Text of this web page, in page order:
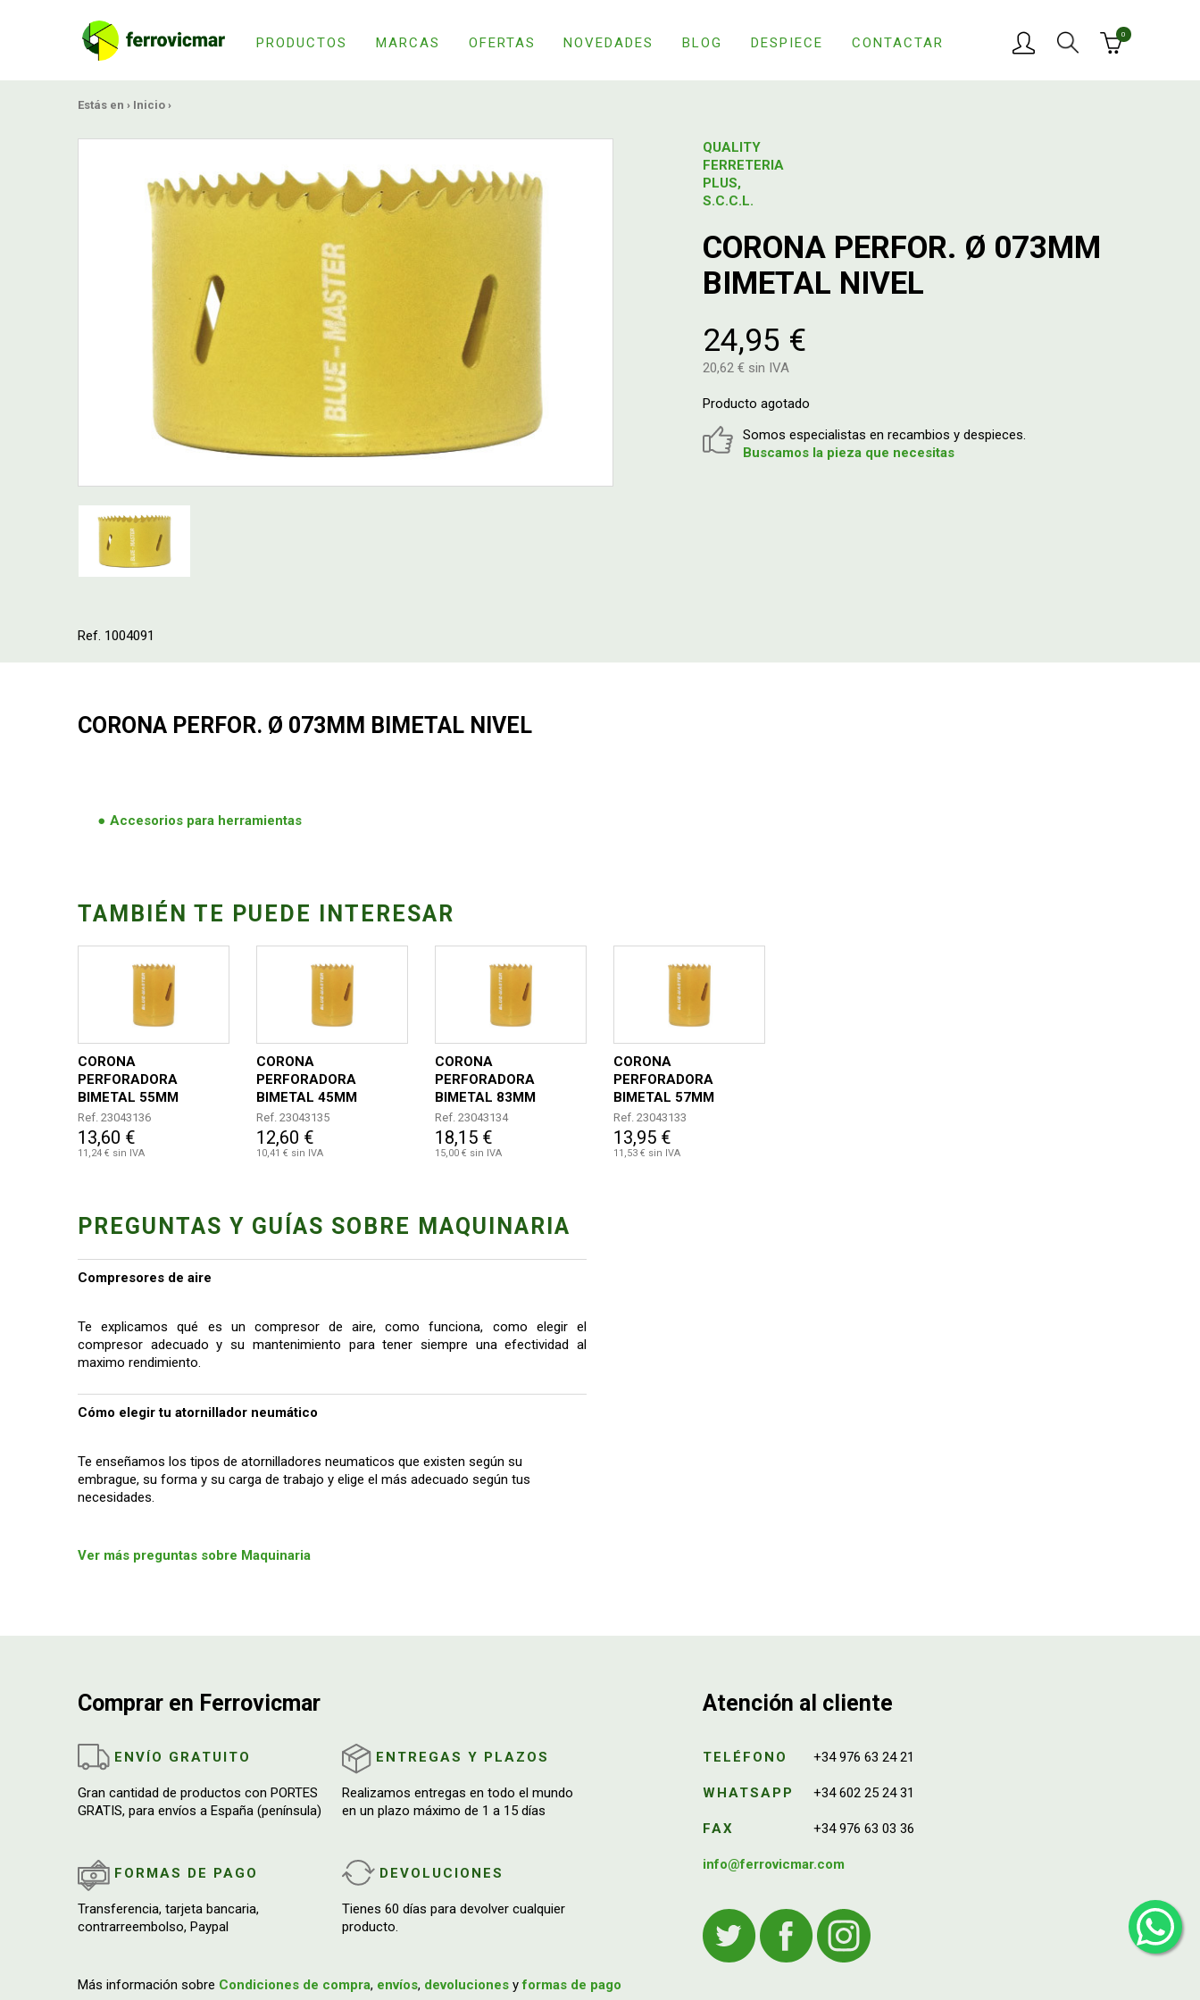
PRODUCTOS MARCAS OFERTAS NOVEDADES BLOG DESPIECE CONTACTAR
0
Estás en › Inicio ›
Ref. 1004091
QUALITY
FERRETERIA
PLUS,
S.C.C.L.
CORONA PERFOR. Ø 073MM
BIMETAL NIVEL
24,95 €
20,62 € sin IVA
Producto agotado
Somos especialistas en recambios y despieces.
Buscamos la pieza que necesitas
CORONA PERFOR. Ø 073MM BIMETAL NIVEL
Accesorios para herramientas
TAMBIÉN TE PUEDE INTERESAR
CORONA
PERFORADORA
BIMETAL 55MM
Ref. 23043136
13,60 €
11,24 € sin IVA
CORONA
PERFORADORA
BIMETAL 45MM
Ref. 23043135
12,60 €
10,41 € sin IVA
CORONA
PERFORADORA
BIMETAL 83MM
Ref. 23043134
18,15 €
15,00 € sin IVA
CORONA
PERFORADORA
BIMETAL 57MM
Ref. 23043133
13,95 €
11,53 € sin IVA
PREGUNTAS Y GUÍAS SOBRE MAQUINARIA
Compresores de aire
Te explicamos qué es un compresor de aire, como funciona, como elegir el
compresor adecuado y su mantenimiento para tener siempre una efectividad al
maximo rendimiento.
Cómo elegir tu atornillador neumático
Te enseñamos los tipos de atornilladores neumaticos que existen según su
embrague, su forma y su carga de trabajo y elige el más adecuado según tus
necesidades.
Ver más preguntas sobre Maquinaria
Comprar en Ferrovicmar
ENVÍO GRATUITO
Gran cantidad de productos con PORTES
GRATIS, para envíos a España (península)
ENTREGAS Y PLAZOS
Realizamos entregas en todo el mundo
en un plazo máximo de 1 a 15 días
FORMAS DE PAGO
Transferencia, tarjeta bancaria,
contrarreembolso, Paypal
DEVOLUCIONES
Tienes 60 días para devolver cualquier
producto.
Más información sobre Condiciones de compra, envíos, devoluciones yformas de pago
Atención al cliente
TELÉFONO +34 976 63 24 21
WHATSAPP +34 602 25 24 31
FAX +34 976 63 03 36
info@ferrovicmar.com